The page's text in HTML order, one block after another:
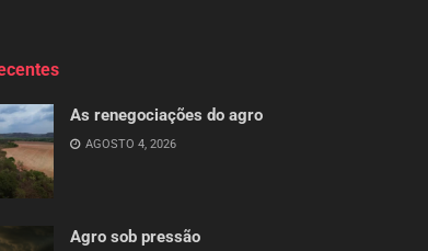
As renegociações do agro
AGOSTO 4, 2026
Agro sob pressão